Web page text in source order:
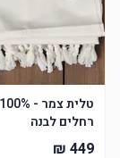
רחלים לבנה